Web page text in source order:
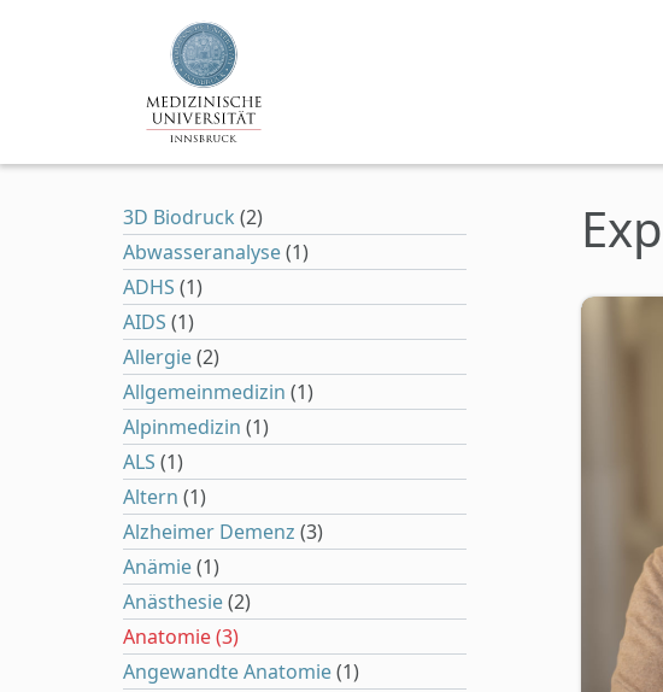
Zum Hauptinhalt springen
3D Biodruck (2)
Abwasseranalyse(1)
ADHS (1)
AIDS (1)
Allergie(2)
Allgemeinmedizin (1)
Alpinmedizin (1)
ALS (1)
Altern (1)
Alzheimer Demenz (3)
Anämie(1)
Anästhesie(2)
Anatomie(3)
Angewandte Anatomie(1)